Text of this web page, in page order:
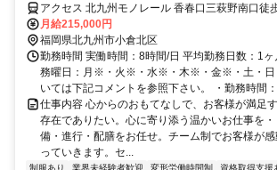
アクセス 北九州モノレール 香春口三萩野南口徒
レール 旦過徒歩約11分、北九州モノレール 平和
分
月給215,000円
福岡県北九州市小倉北区
勤務時間 実働時間：8時間/日 平均勤務日数：1
務曜日：月※・火※・水※・木※・金※・土・日
いては下記コメントを参照下さい。 ・勤務時間
仕事内容 心からのおもてなしで、お客様が満足
存在でありたい。心に寄り添う温かいお仕事を
備・進行・配膳をお任せ。チーム制でお客様が感
っていきます。セ...
制服あり 業界未経験者歓迎 変形労働時間制 資格取得支援